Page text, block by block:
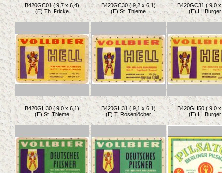
B420GC01 ( 9,7 x 6,4)
(E) Th. Fricke
B420GC30 ( 9,2 x 6,1)
(E) St. Thieme
B420GC31 ( 9,0 x
(E) H. Burger
B420GH30 ( 9,0 x 6,1)
(E) St. Thieme
B420GH31 ( 9,1 x 6,1)
(E) T. Rosenlöcher
B420GH50 ( 9,0
(E) H. Burger